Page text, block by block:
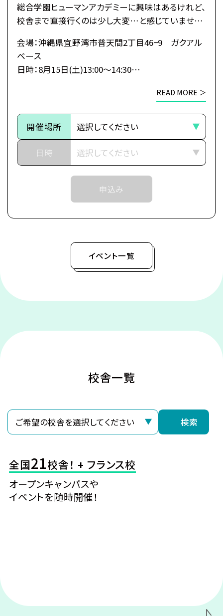
総合学園ヒューマンアカデミーに興味はあるけれど、
校舎まで直接行くのは少し大変…と感じていません
そんな皆さんのために、私たちがあなたの街へ伺い
ます！
1日でヒューマンのすべてがわかる特別なオープンキ
ャンパスです。
▼出張オープンキャンパスに参加したら知れること
・カレッジ・専攻紹介
・シラバス・カリキュラム説明
・体験授業（アフレコ体験）
・学費・奨学金相談
会場：沖縄県宜野湾市普天間2丁目46−9 ガクアル
ベース
日時：8月15日(土)13:00～14:30
師・職員が担当いたします。
開催場所は「那覇校」を選択してください。
②入学をご検討の方が対象のイベントとなります。
③各回定員に限りがございます。定員数は校舎毎に
そのため、ご予約状況により、抽選等の対応をさせ
④当日ご参加いただける方には校舎の職員より予約
確定のご連絡をいたします。
承ください。
READ MORE ＞
開催場所
日時
申込み
イベント一覧
校舎一覧
検索
全国21校舎！ + フランス校
オープンキャンパスや
イベントを随時開催！